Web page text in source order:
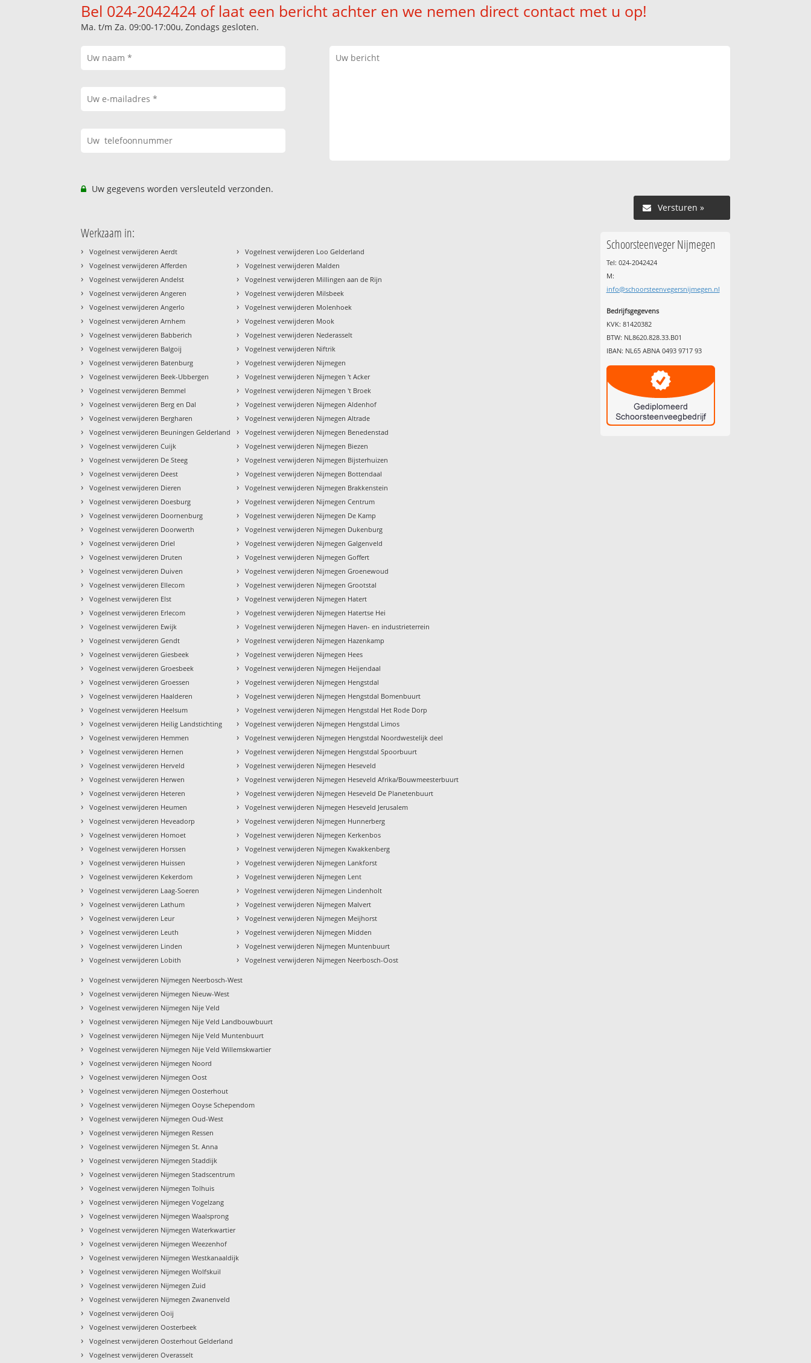
Bel 024-2042424 of laat een bericht achter en we nemen direct contact met u op!
Ma. t/m Za. 09:00-17:00u, Zondags gesloten.
Uw gegevens worden versleuteld verzonden.
Versturen »
Werkzaam in:
› Vogelnest verwijderen Aerdt
› Vogelnest verwijderen Afferden
› Vogelnest verwijderen Andelst
› Vogelnest verwijderen Angeren
› Vogelnest verwijderen Angerlo
› Vogelnest verwijderen Arnhem
› Vogelnest verwijderen Babberich
› Vogelnest verwijderen Balgoij
› Vogelnest verwijderen Batenburg
› Vogelnest verwijderen Beek-Ubbergen
› Vogelnest verwijderen Bemmel
› Vogelnest verwijderen Berg en Dal
› Vogelnest verwijderen Bergharen
› Vogelnest verwijderen Beuningen Gelderland
› Vogelnest verwijderen Cuijk
› Vogelnest verwijderen De Steeg
› Vogelnest verwijderen Deest
› Vogelnest verwijderen Dieren
› Vogelnest verwijderen Doesburg
› Vogelnest verwijderen Doornenburg
› Vogelnest verwijderen Doorwerth
› Vogelnest verwijderen Driel
› Vogelnest verwijderen Druten
› Vogelnest verwijderen Duiven
› Vogelnest verwijderen Ellecom
› Vogelnest verwijderen Elst
› Vogelnest verwijderen Erlecom
› Vogelnest verwijderen Ewijk
› Vogelnest verwijderen Gendt
› Vogelnest verwijderen Giesbeek
› Vogelnest verwijderen Groesbeek
› Vogelnest verwijderen Groessen
› Vogelnest verwijderen Haalderen
› Vogelnest verwijderen Heelsum
› Vogelnest verwijderen Heilig Landstichting
› Vogelnest verwijderen Hemmen
› Vogelnest verwijderen Hernen
› Vogelnest verwijderen Herveld
› Vogelnest verwijderen Herwen
› Vogelnest verwijderen Heteren
› Vogelnest verwijderen Heumen
› Vogelnest verwijderen Heveadorp
› Vogelnest verwijderen Homoet
› Vogelnest verwijderen Horssen
› Vogelnest verwijderen Huissen
› Vogelnest verwijderen Kekerdom
› Vogelnest verwijderen Laag-Soeren
› Vogelnest verwijderen Lathum
› Vogelnest verwijderen Leur
› Vogelnest verwijderen Leuth
› Vogelnest verwijderen Linden
› Vogelnest verwijderen Lobith
› Vogelnest verwijderen Loo Gelderland
› Vogelnest verwijderen Malden
› Vogelnest verwijderen Millingen aan de Rijn
› Vogelnest verwijderen Milsbeek
› Vogelnest verwijderen Molenhoek
› Vogelnest verwijderen Mook
› Vogelnest verwijderen Nederasselt
› Vogelnest verwijderen Niftrik
› Vogelnest verwijderen Nijmegen
› Vogelnest verwijderen Nijmegen 't Acker
› Vogelnest verwijderen Nijmegen 't Broek
› Vogelnest verwijderen Nijmegen Aldenhof
› Vogelnest verwijderen Nijmegen Altrade
› Vogelnest verwijderen Nijmegen Benedenstad
› Vogelnest verwijderen Nijmegen Biezen
› Vogelnest verwijderen Nijmegen Bijsterhuizen
› Vogelnest verwijderen Nijmegen Bottendaal
› Vogelnest verwijderen Nijmegen Brakkenstein
› Vogelnest verwijderen Nijmegen Centrum
› Vogelnest verwijderen Nijmegen De Kamp
› Vogelnest verwijderen Nijmegen Dukenburg
› Vogelnest verwijderen Nijmegen Galgenveld
› Vogelnest verwijderen Nijmegen Goffert
› Vogelnest verwijderen Nijmegen Groenewoud
› Vogelnest verwijderen Nijmegen Grootstal
› Vogelnest verwijderen Nijmegen Hatert
› Vogelnest verwijderen Nijmegen Hatertse Hei
› Vogelnest verwijderen Nijmegen Haven- en industrieterrein
› Vogelnest verwijderen Nijmegen Hazenkamp
› Vogelnest verwijderen Nijmegen Hees
› Vogelnest verwijderen Nijmegen Heijendaal
› Vogelnest verwijderen Nijmegen Hengstdal
› Vogelnest verwijderen Nijmegen Hengstdal Bomenbuurt
› Vogelnest verwijderen Nijmegen Hengstdal Het Rode Dorp
› Vogelnest verwijderen Nijmegen Hengstdal Limos
› Vogelnest verwijderen Nijmegen Hengstdal Noordwestelijk deel
› Vogelnest verwijderen Nijmegen Hengstdal Spoorbuurt
› Vogelnest verwijderen Nijmegen Heseveld
› Vogelnest verwijderen Nijmegen Heseveld Afrika/Bouwmeesterbuurt
› Vogelnest verwijderen Nijmegen Heseveld De Planetenbuurt
› Vogelnest verwijderen Nijmegen Heseveld Jerusalem
› Vogelnest verwijderen Nijmegen Hunnerberg
› Vogelnest verwijderen Nijmegen Kerkenbos
› Vogelnest verwijderen Nijmegen Kwakkenberg
› Vogelnest verwijderen Nijmegen Lankforst
› Vogelnest verwijderen Nijmegen Lent
› Vogelnest verwijderen Nijmegen Lindenholt
› Vogelnest verwijderen Nijmegen Malvert
› Vogelnest verwijderen Nijmegen Meijhorst
› Vogelnest verwijderen Nijmegen Midden
› Vogelnest verwijderen Nijmegen Muntenbuurt
› Vogelnest verwijderen Nijmegen Neerbosch-Oost
› Vogelnest verwijderen Nijmegen Neerbosch-West
› Vogelnest verwijderen Nijmegen Nieuw-West
› Vogelnest verwijderen Nijmegen Nije Veld
› Vogelnest verwijderen Nijmegen Nije Veld Landbouwbuurt
› Vogelnest verwijderen Nijmegen Nije Veld Muntenbuurt
› Vogelnest verwijderen Nijmegen Nije Veld Willemskwartier
› Vogelnest verwijderen Nijmegen Noord
› Vogelnest verwijderen Nijmegen Oost
› Vogelnest verwijderen Nijmegen Oosterhout
› Vogelnest verwijderen Nijmegen Ooyse Schependom
› Vogelnest verwijderen Nijmegen Oud-West
› Vogelnest verwijderen Nijmegen Ressen
› Vogelnest verwijderen Nijmegen St. Anna
› Vogelnest verwijderen Nijmegen Staddijk
› Vogelnest verwijderen Nijmegen Stadscentrum
› Vogelnest verwijderen Nijmegen Tolhuis
› Vogelnest verwijderen Nijmegen Vogelzang
› Vogelnest verwijderen Nijmegen Waalsprong
› Vogelnest verwijderen Nijmegen Waterkwartier
› Vogelnest verwijderen Nijmegen Weezenhof
› Vogelnest verwijderen Nijmegen Westkanaaldijk
› Vogelnest verwijderen Nijmegen Wolfskuil
› Vogelnest verwijderen Nijmegen Zuid
› Vogelnest verwijderen Nijmegen Zwanenveld
› Vogelnest verwijderen Ooij
› Vogelnest verwijderen Oosterbeek
› Vogelnest verwijderen Oosterhout Gelderland
› Vogelnest verwijderen Overasselt
Schoorsteenveger Nijmegen
Tel: 024-2042424
M:
info@schoorsteenvegersnijmegen.nl
Bedrijfsgegevens
KVK: 81420382
BTW: NL8620.828.33.B01
IBAN: NL65 ABNA 0493 9717 93